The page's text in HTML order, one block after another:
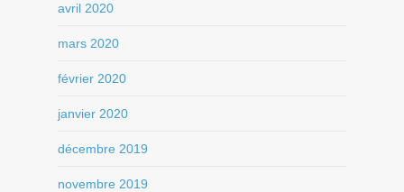
avril 2020
mars 2020
février 2020
janvier 2020
décembre 2019
novembre 2019